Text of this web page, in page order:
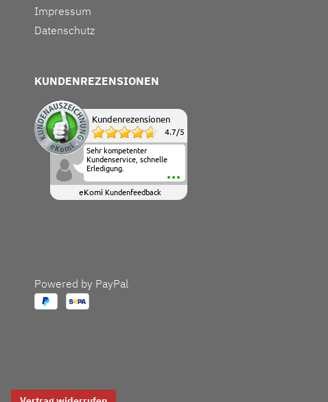
Impressum
Datenschutz
KUNDENREZENSIONEN
Kundenrezensionen
4.7/5
Sehr kompetenter
Kundenservice, schnelle
Erledigung.
eKomi Kundenfeedback
Powered by PayPal